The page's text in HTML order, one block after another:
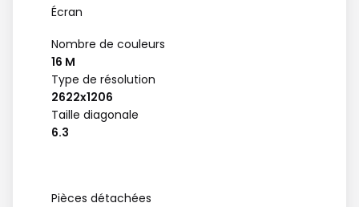
Écran
Nombre de couleurs
16 M
Type de résolution
2622x1206
Taille diagonale
6.3
Pièces détachées